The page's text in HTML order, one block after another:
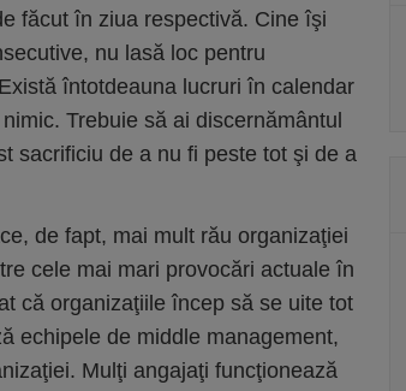
făcut în ziua respectivă. Cine îşi
nu lasă loc pentru
întotdeauna lucruri în calendar
Trebuie să ai discernământul
sacrificiu de a nu fi peste tot şi de a
de fapt, mai mult rău organizaţiei
cele mai mari provocări actuale în
că organizaţiile încep să se uite tot
echipele de middle management,
Mulţi angajaţi funcţionează